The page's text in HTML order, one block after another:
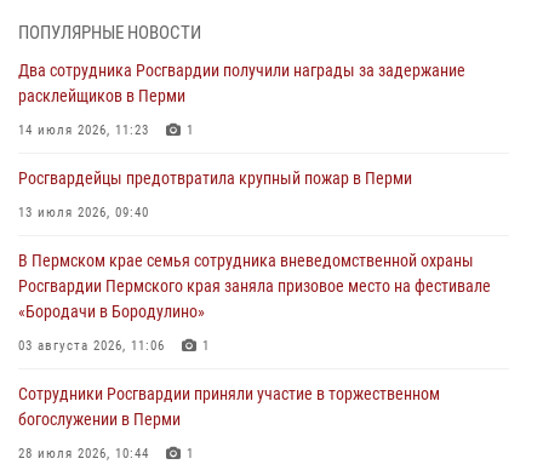
юных спортсменов
03 августа 2026, 10:59
30 июля 2026, 05:19
богослужении в Перми
28 июля 2026, 10:44
Росгвардейцы оказали силовую поддержку при задержании
28 июля 2026, 06:15
ПОПУЛЯРНЫЕ НОВОСТИ
Два сотрудника Росгвардии получили награды за задержание
расклейщиков в Перми
14 июля 2026, 11:23 1
Росгвардейцы предотвратила крупный пожар в Перми
13 июля 2026, 09:40
В Пермском крае семья сотрудника вневедомственной охраны
Росгвардии Пермского края заняла призовое место на фестивале
«Бородачи в Бородулино»
03 августа 2026, 11:06 1
Сотрудники Росгвардии приняли участие в торжественном
богослужении в Перми
28 июля 2026, 10:44 1